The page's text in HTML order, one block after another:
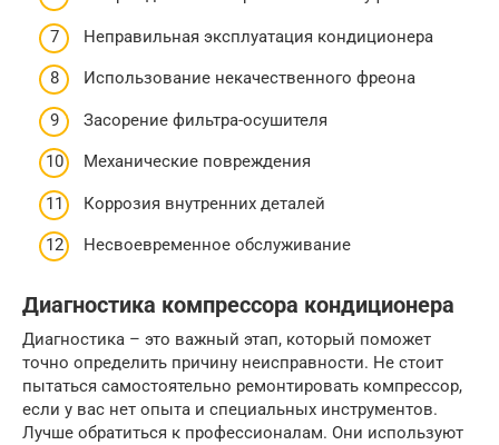
Неправильная эксплуатация кондиционера
Использование некачественного фреона
Засорение фильтра-осушителя
Механические повреждения
Коррозия внутренних деталей
Несвоевременное обслуживание
Диагностика компрессора кондиционера
Диагностика – это важный этап, который поможет
точно определить причину неисправности. Не стоит
пытаться самостоятельно ремонтировать компрессор,
если у вас нет опыта и специальных инструментов.
Лучше обратиться к профессионалам. Они используют